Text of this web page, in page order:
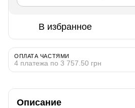
В избранное
ОПЛАТА ЧАСТЯМИ
4 платежа по 3 757.50 грн
Описание